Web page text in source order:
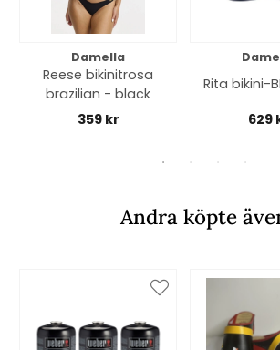
Damella
Reese bikinitrosa
brazilian - black
359 kr
Rita bikini-
629
Andra köpte